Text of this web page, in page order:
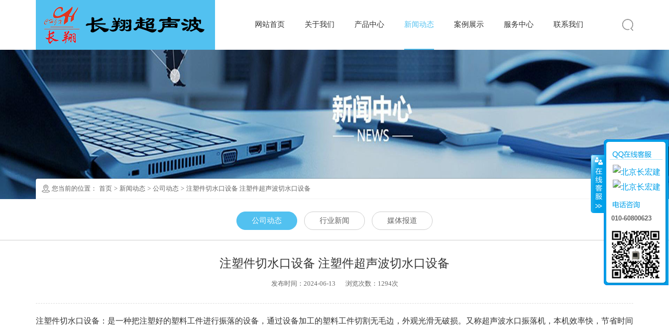
网站首页 关于我们 产品中心 新闻动态 案例展示 服务中心 联系我们
您当前的位置： 首页 > 新闻动态 > 公司动态 > 注塑件切水口设备 注塑件超声波切水口设备
公司动态 行业新闻 媒体报道
注塑件切水口设备 注塑件超声波切水口设备
发布时间：2024-06-13 浏览次数：1294次
注塑件切水口设备：是一种把注塑好的塑料工件进行振落的设备，通过设备加工的塑料工件切割无毛边，外观光滑无破损。又称超声波水口振落机，本机效率快，节省时间
010-60800623